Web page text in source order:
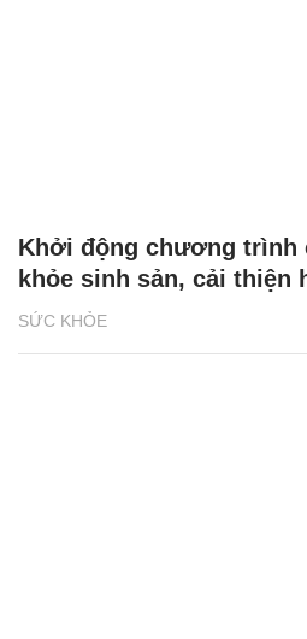
SỨC KHỎE
Khởi động chương trình
khỏe sinh sản, cải thiện